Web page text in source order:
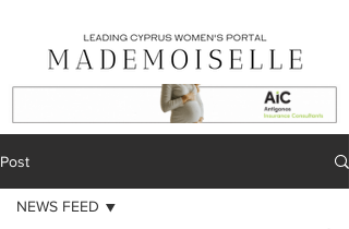
Post
NEWS FEED